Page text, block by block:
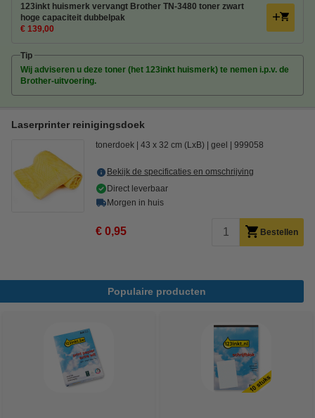
123inkt huismerk vervangt Brother TN-3480 toner zwart
hoge capaciteit dubbelpak
€ 139,00
Tip
Wij adviseren u deze toner (het 123inkt huismerk) te nemen i.p.v. de
Brother-uitvoering.
Laserprinter reinigingsdoek
tonerdoek 43 x 32 cm (LxB) geel 999058
Bekijk de specificaties en omschrijving
Direct leverbaar
Morgen in huis
€ 0,95 Bestellen
Populaire producten